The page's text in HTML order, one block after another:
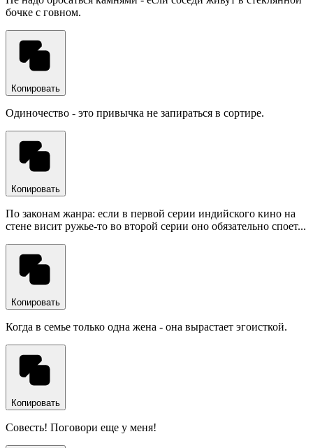
бочке с говном.
Копировать
Одиночество - это привычка не запираться в сортире.
Копировать
По законам жанра: если в первой серии индийского кино на
стене висит ружье-то во второй серии оно обязательно споет...
Копировать
Когда в семье только одна жена - она вырастает эгоисткой.
Копировать
Совесть! Поговори еще у меня!